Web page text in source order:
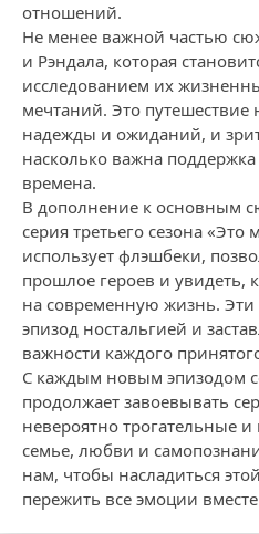
отношений.
Не менее важной частью
и Рэндала, которая
исследованием их
мечтаний. Это путешествие
надежды и ожиданий, и
насколько важна
времена.
В дополнение к основным
серия третьего сезона «Это
использует флэшбеки,
прошлое героев и увидеть,
на современную жизнь.
эпизод ностальгией и
важности каждого
С каждым новым эпизодом
продолжает завоевывать
невероятно трогательные
семье, любви и
нам, чтобы насладиться
пережить все эмоции